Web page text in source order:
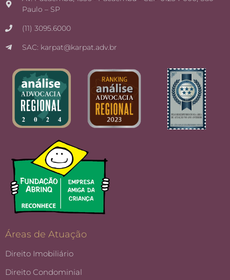
Paulo – SP
(11) 3095.6000
SAC: karpat@karpat.adv.br
Áreas de Atuação
Direito Imobiliário
Direito Condominial